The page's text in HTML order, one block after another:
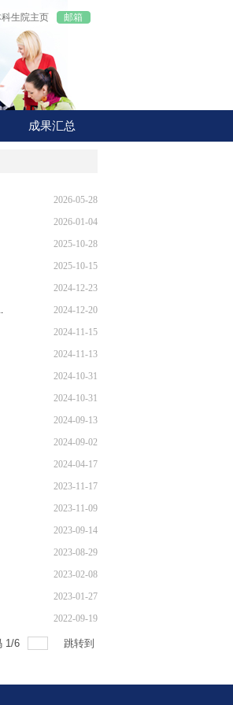
生院主页 邮箱
成果汇总
2026-05-28
2026-01-04
2025-10-28
2025-10-15
2024-12-23
2024-12-20
2024-11-15
2024-11-13
2024-10-31
2024-10-31
2024-09-13
2024-09-02
2024-04-17
2023-11-17
2023-11-09
2023-09-14
2023-08-29
2023-02-08
2023-01-27
2022-09-19
1/6 跳转到